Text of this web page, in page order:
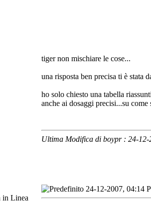
tiger non mischiare le cose...
una risposta ben precisa ti è stata
ho solo chiesto una tabella
anche ai dosaggi precisi...su come
Ultima Modifica di boypr : 24-
24-12-2007, 04:14